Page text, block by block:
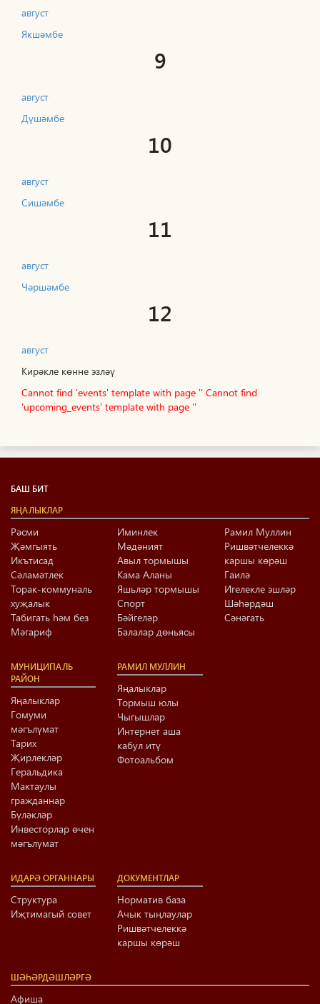
август
Якшәмбе
9
август
Дүшәмбе
10
август
Сишәмбе
11
август
Чәршәмбе
12
август
Кирәкле көнне эзләү
Cannot find 'events' template with page '' Cannot find
'upcoming_events' template with page ''
БАШ БИТ
ЯҢАЛЫКЛАР
Рәсми
Җәмгыять
Икътисад
Сәламәтлек
Торак-коммуналь
хуҗалык
Табигать һәм без
Мәгариф
Иминлек
Мәдәният
Авыл тормышы
Кама Аланы
Яшьләр тормышы
Спорт
Бәйгеләр
Балалар дөньясы
Рамил Муллин
Ришвәтчелеккә
каршы көрәш
Гаилә
Игелекле эшләр
Шәһәрдәш
Сәнәгать
МУНИЦИПАЛЬ
РАЙОН
Яңалыклар
Гомуми
мәгълүмат
Тарих
Җирлекләр
Геральдика
Мактаулы
гражданнар
Бүләкләр
Инвесторлар өчен
мәгълүмат
РАМИЛ МУЛЛИН
Яңалыклар
Тормыш юлы
Чыгышлар
Интернет аша
кабул итү
Фотоальбом
ИДАРӘ ОРГАННАРЫ
Структура
Иҗтимагый совет
ДОКУМЕНТЛАР
Норматив база
Ачык тыңлаулар
Ришвәтчелеккә
каршы көрәш
ШӘҺӘРДӘШЛӘРГӘ
Афиша